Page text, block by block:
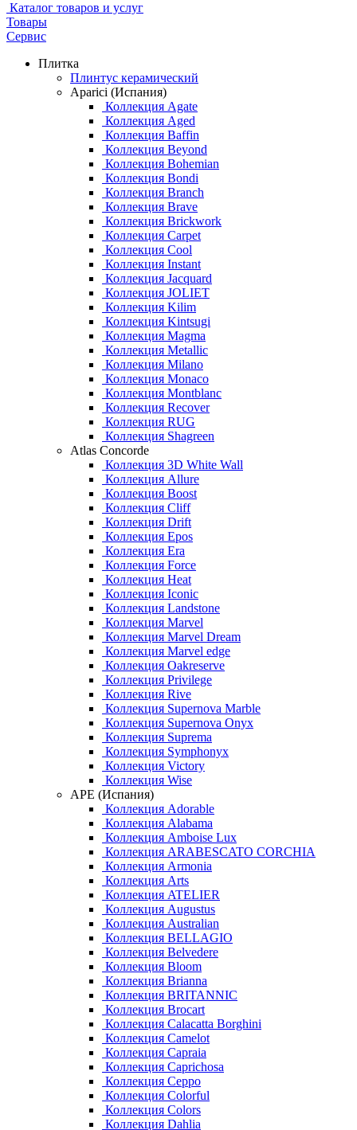
Каталог товаров и услуг
Товары
Сервис
Плитка
Плинтус керамический
Aparici (Испания)
Коллекция Agate
Коллекция Aged
Коллекция Baffin
Коллекция Beyond
Коллекция Bohemian
Коллекция Bondi
Коллекция Branch
Коллекция Brave
Коллекция Brickwork
Коллекция Carpet
Коллекция Cool
Коллекция Instant
Коллекция Jacquard
Коллекция JOLIET
Коллекция Kilim
Коллекция Kintsugi
Коллекция Magma
Коллекция Metallic
Коллекция Milano
Коллекция Monaco
Коллекция Montblanc
Коллекция Recover
Коллекция RUG
Коллекция Shagreen
Atlas Concorde
Коллекция 3D White Wall
Коллекция Allure
Коллекция Boost
Коллекция Cliff
Коллекция Drift
Коллекция Epos
Коллекция Era
Коллекция Force
Коллекция Heat
Коллекция Iconic
Коллекция Landstone
Коллекция Marvel
Коллекция Marvel Dream
Коллекция Marvel edge
Коллекция Oakreserve
Коллекция Privilege
Коллекция Rive
Коллекция Supernova Marble
Коллекция Supernova Onyx
Коллекция Suprema
Коллекция Symphonyx
Коллекция Victory
Коллекция Wise
APE (Испания)
Коллекция Adorable
Коллекция Alabama
Коллекция Amboise Lux
Коллекция ARABESCATO CORCHIA
Коллекция Armonia
Коллекция Arts
Коллекция ATELIER
Коллекция Augustus
Коллекция Australian
Коллекция BELLAGIO
Коллекция Belvedere
Коллекция Bloom
Коллекция Brianna
Коллекция BRITANNIC
Коллекция Brocart
Коллекция Calacatta Borghini
Коллекция Camelot
Коллекция Capraia
Коллекция Caprichosa
Коллекция Ceppo
Коллекция Colorful
Коллекция Colors
Коллекция Dahlia